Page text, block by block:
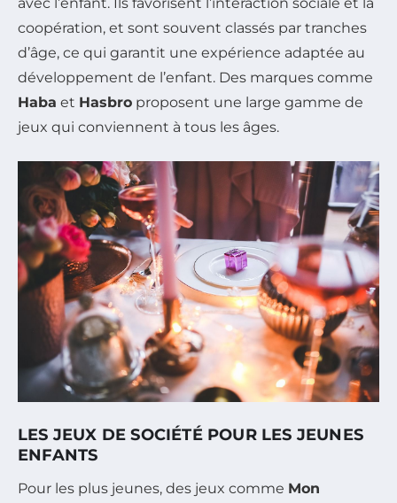
coopération, et sont souvent classés par tranches
d’âge, ce qui garantit une expérience adaptée au
développement de l’enfant. Des marques comme
Haba et Hasbro proposent une large gamme de
jeux qui conviennent à tous les âges.
LES JEUX DE SOCIÉTÉ POUR LES JEUNES
ENFANTS
Pour les plus jeunes, des jeux comme Mon